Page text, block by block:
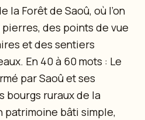
la Forêt de Saoû, où l’on
des points de vue
et des sentiers
En 40 à 60 mots : Le
par Saoû et ses
bourgs ruraux de la
patrimoine bâti simple,